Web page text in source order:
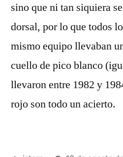
sino que ni tan siquiera
dorsal, por lo que todos
mismo equipo llevaban
cuello de pico blanco
llevaron entre 1982 y
rojo son todo un acierto.